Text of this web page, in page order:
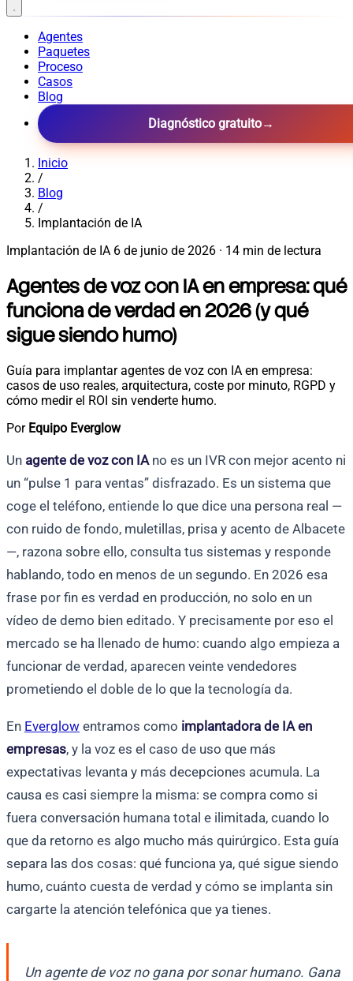
Agentes
Paquetes
Proceso
Casos
Blog
Diagnóstico gratuito→
Inicio
/
Blog
/
Implantación de IA
Implantación de IA 6 de junio de 2026 · 14 min de lectura
Agentes de voz con IA en empresa: qué
funciona de verdad en 2026 (y qué
sigue siendo humo)
Guía para implantar agentes de voz con IA en empresa:
casos de uso reales, arquitectura, coste por minuto, RGPD y
cómo medir el ROI sin venderte humo.
Por Equipo Everglow
Un agente de voz con IAno es un IVR con mejor acento ni
un “pulse 1 para ventas” disfrazado. Es un sistema que
coge el teléfono, entiende lo que dice una persona real —
con ruido de fondo, muletillas, prisa y acento de Albacete
—, razona sobre ello, consulta tus sistemas y responde
hablando, todo en menos de un segundo. En 2026 esa
frase por fin es verdad en producción, no solo en un
vídeo de demo bien editado. Y precisamente por eso el
mercado se ha llenado de humo: cuando algo empieza a
funcionar de verdad, aparecen veinte vendedores
prometiendo el doble de lo que la tecnología da.
En Everglow entramos como implantadora de IA en
empresas, y la voz es el caso de uso que más
expectativas levanta y más decepciones acumula. La
causa es casi siempre la misma: se compra como si
fuera conversación humana total e ilimitada, cuando lo
que da retorno es algo mucho más quirúrgico. Esta guía
separa las dos cosas: qué funciona ya, qué sigue siendo
humo, cuánto cuesta de verdad y cómo se implanta sin
cargarte la atención telefónica que ya tienes.
Un agente de voz no gana por sonar humano. Gana